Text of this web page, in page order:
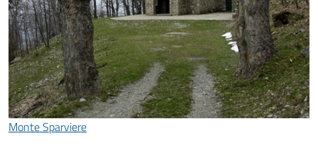
Monte Sparviere